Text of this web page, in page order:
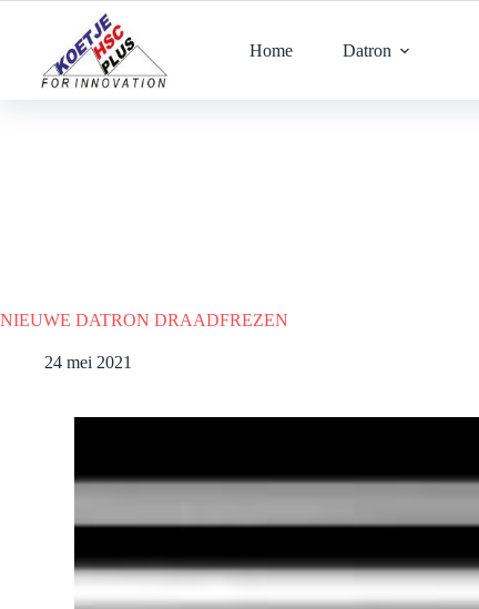
inhoud
Home Datron
NIEUWE DATRON DRAADFREZEN
24 mei 2021